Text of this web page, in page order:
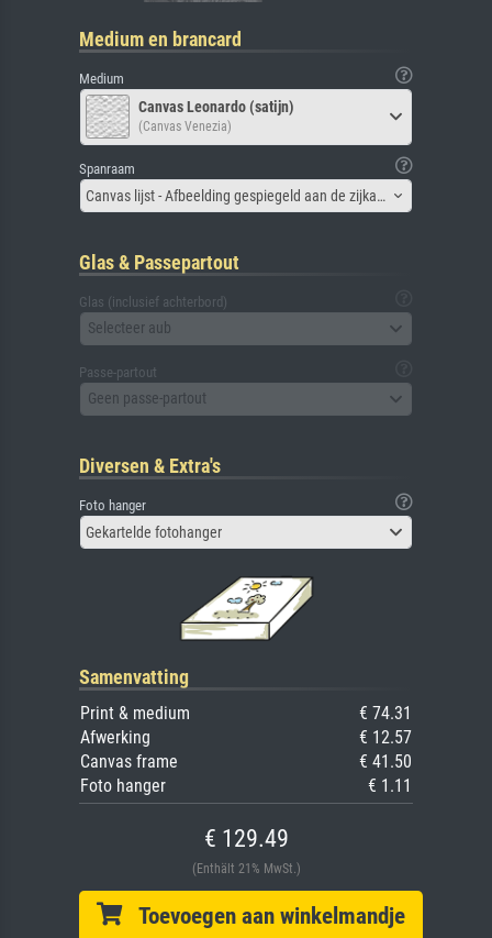
Medium en brancard
Medium
Canvas Leonardo (satijn)
(Canvas Venezia)
Spanraam
Canvas lijst - Afbeelding gespiegeld aan de zijkant
Glas & Passepartout
Glas (inclusief achterbord)
Selecteer aub
Passe-partout
Geen passe-partout
Diversen & Extra's
Foto hanger
Gekartelde fotohanger
Samenvatting
Print & medium
€ 74.31
Afwerking
€ 12.57
Canvas frame
€ 41.50
Foto hanger
€ 1.11
€ 129.49
(Enthält 21% MwSt.)
Toevoegen aan winkelmandje